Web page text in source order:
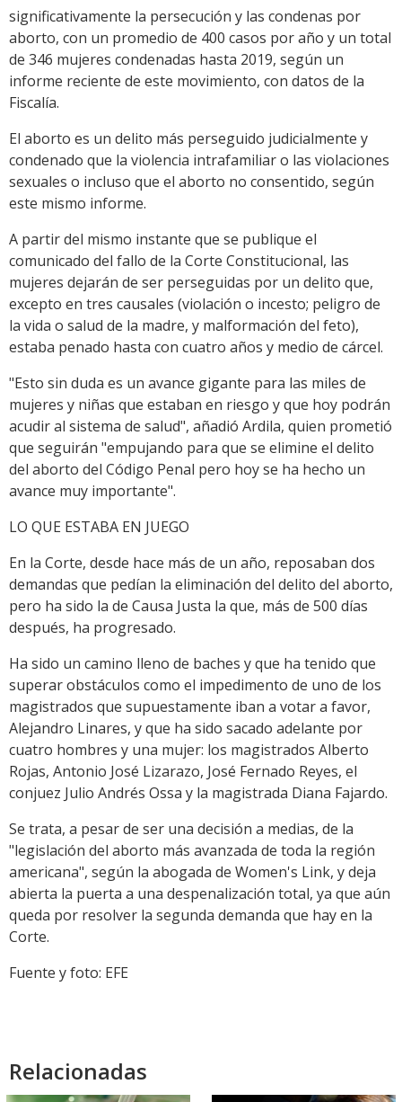
significativamente la persecución y las condenas por
aborto, con un promedio de 400 casos por año y un total
de 346 mujeres condenadas hasta 2019, según un
informe reciente de este movimiento, con datos de la
Fiscalía.
El aborto es un delito más perseguido judicialmente y
condenado que la violencia intrafamiliar o las violaciones
sexuales o incluso que el aborto no consentido, según
este mismo informe.
A partir del mismo instante que se publique el
comunicado del fallo de la Corte Constitucional, las
mujeres dejarán de ser perseguidas por un delito que,
excepto en tres causales (violación o incesto; peligro de
la vida o salud de la madre, y malformación del feto),
estaba penado hasta con cuatro años y medio de cárcel.
"Esto sin duda es un avance gigante para las miles de
mujeres y niñas que estaban en riesgo y que hoy podrán
acudir al sistema de salud", añadió Ardila, quien prometió
que seguirán "empujando para que se elimine el delito
del aborto del Código Penal pero hoy se ha hecho un
avance muy importante".
LO QUE ESTABA EN JUEGO
En la Corte, desde hace más de un año, reposaban dos
demandas que pedían la eliminación del delito del aborto,
pero ha sido la de Causa Justa la que, más de 500 días
después, ha progresado.
Ha sido un camino lleno de baches y que ha tenido que
superar obstáculos como el impedimento de uno de los
magistrados que supuestamente iban a votar a favor,
Alejandro Linares, y que ha sido sacado adelante por
cuatro hombres y una mujer: los magistrados Alberto
Rojas, Antonio José Lizarazo, José Fernado Reyes, el
conjuez Julio Andrés Ossa y la magistrada Diana Fajardo.
Se trata, a pesar de ser una decisión a medias, de la
"legislación del aborto más avanzada de toda la región
americana", según la abogada de Women's Link, y deja
abierta la puerta a una despenalización total, ya que aún
queda por resolver la segunda demanda que hay en la
Corte.
Fuente y foto: EFE
Relacionadas